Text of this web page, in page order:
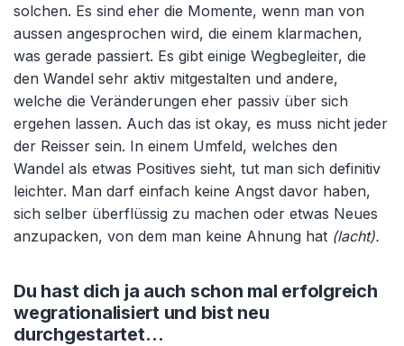
solchen. Es sind eher die Momente, wenn man von
aussen angesprochen wird, die einem klarmachen,
was gerade passiert. Es gibt einige Wegbegleiter, die
den Wandel sehr aktiv mitgestalten und andere,
welche die Veränderungen eher passiv über sich
ergehen lassen. Auch das ist okay, es muss nicht jeder
der Reisser sein. In einem Umfeld, welches den
Wandel als etwas Positives sieht, tut man sich definitiv
leichter. Man darf einfach keine Angst davor haben,
sich selber überflüssig zu machen oder etwas Neues
anzupacken, von dem man keine Ahnung hat (lacht).
Du hast dich ja auch schon mal erfolgreich
wegrationalisiert und bist neu
durchgestartet…